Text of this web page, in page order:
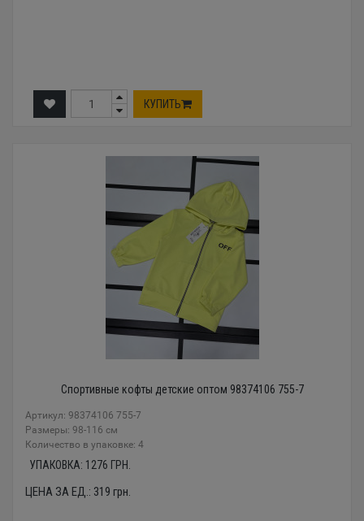
КУПИТЬ
Спортивные кофты детские оптом 98374106 755-7
Артикул: 98374106 755-7
Размеры: 98-116 см
Количество в упаковке: 4
УПАКОВКА: 1276 ГРН.
ЦЕНА ЗА ЕД.: 319 грн.